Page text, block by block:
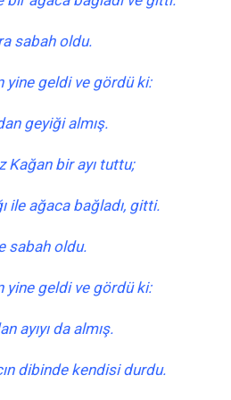
sabah oldu.
yine geldi ve gördü ki:
geyiği almış.
Kağan bir ayı tuttu;
ile ağaca bağladı, gitti.
sabah oldu.
yine geldi ve gördü ki:
ayıyı da almış.
dibinde kendisi durdu.